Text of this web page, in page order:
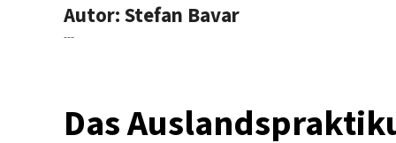
Autor: Stefan Bavar
---
Das